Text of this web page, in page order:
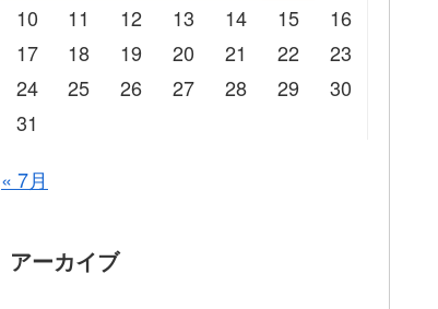
10
11 12 13 14 15
16
17
18 19 20 21 22
23
24
25 26 27 28 29
30
31
« 7月
アーカイブ